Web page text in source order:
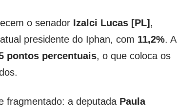
o senador Izalci Lucas [PL] ,
presidente do Iphan, com 11,2%. A
pontos percentuais, o que coloca os
fragmentado: a deputada Paula